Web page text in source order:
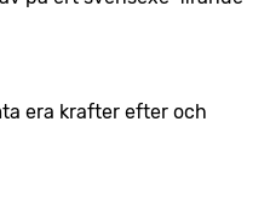
era krafter efter och